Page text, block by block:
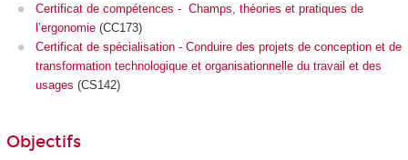
Certificat de compétences - Champs, théories et pratiques de
l’ergonomie (CC173)
Certificat de spécialisation - Conduire des projets de conception et de
transformation technologique et organisationnelle du travail et des
usages (CS142)
Objectifs